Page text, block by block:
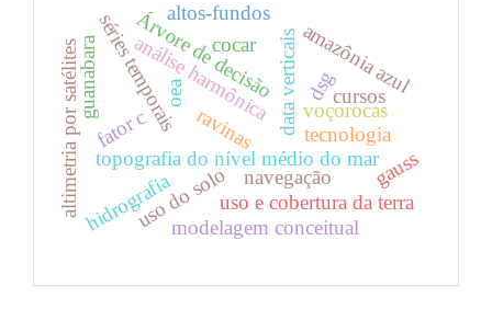
data verticais
topografia do nível médio do mar
amazônia azul
voçorocas
ravinas
uso do solo
Árvore de decisão
altimetria por satélites
uso e cobertura da terra
modelagem conceitual
análise harmônica
séries temporais
hidrografia
altos-fundos
navegação
cocar
dsg
fator c
gauss
tecnologia
oea cursos
guanabara